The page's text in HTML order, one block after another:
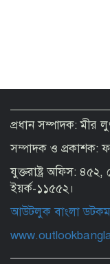
প্রধান সম্পাদক: মীর
সম্পাদক ও প্রকাশক:
যুক্তরাষ্ট্র অফিস: ৪৫২,
ইয়র্ক-১১৫৫২।
আউটলুক বাংলা ডটকম